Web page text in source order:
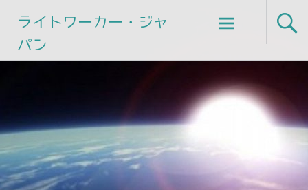
ライトワーカー・ジャ
パン
Skip
to